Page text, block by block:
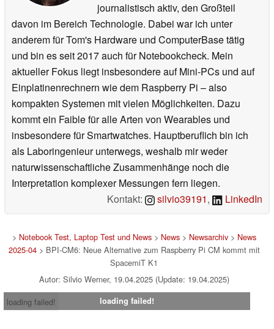
journalistisch aktiv, den Großteil
davon im Bereich Technologie. Dabei war ich unter
anderem für Tom's Hardware und ComputerBase tätig
und bin es seit 2017 auch für Notebookcheck. Mein
aktueller Fokus liegt insbesondere auf Mini-PCs und auf
Einplatinenrechnern wie dem Raspberry Pi – also
kompakten Systemen mit vielen Möglichkeiten. Dazu
kommt ein Faible für alle Arten von Wearables und
insbesondere für Smartwatches. Hauptberuflich bin ich
als Laboringenieur unterwegs, weshalb mir weder
naturwissenschaftliche Zusammenhänge noch die
Interpretation komplexer Messungen fern liegen.
Kontakt:
silvio39191, LinkedIn
> Notebook Test, Laptop Test und News> News> Newsarchiv> News
2025-04> BPI-CM6: Neue Alternative zum Raspberry Pi CM kommt mit
SpacemiT K1
Autor: Silvio Werner, 19.04.2025 (Update: 19.04.2025)
loading failed!
loading failed!